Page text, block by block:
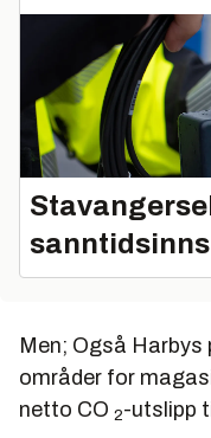
Men; Også
områder for
netto CO 2-utslipp